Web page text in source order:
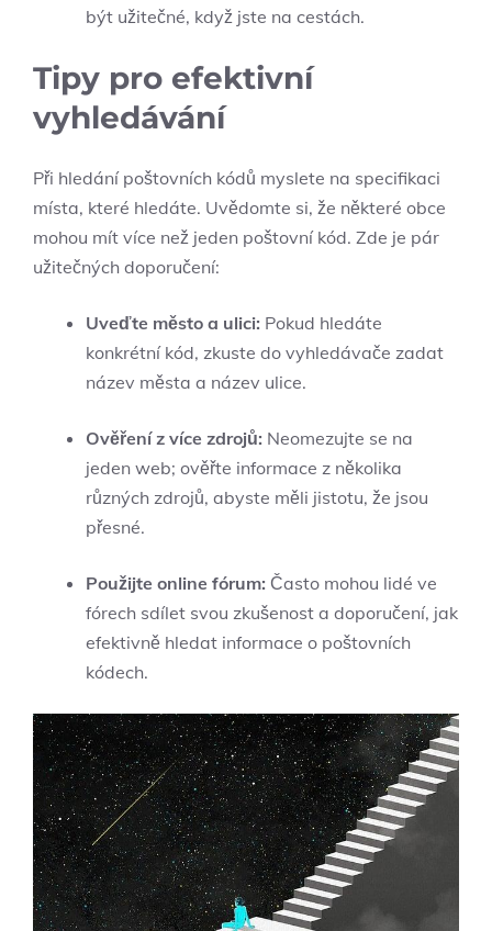
být užitečné, když jste na ​cestách.
Tipy‌ pro efektivní
vyhledávání
Při hledání poštovních kódů myslete na​ specifikaci
místa, které hledáte.⁣ Uvědomte si, že některé obce
mohou mít⁢ více než jeden poštovní kód. ​Zde je pár
užitečných doporučení:
Uveďte‌ město a ​ulici: Pokud hledáte
konkrétní‌ kód,⁣ zkuste do⁢ vyhledávače zadat
název města a název ulice.
Ověření z více zdrojů: Neomezujte ⁤se ⁣na
jeden web; ověřte informace z několika
různých zdrojů, abyste ⁢měli ​jistotu, že ‍jsou
přesné.
Použijte online fórum: ​Často mohou lidé ve⁤
fórech sdílet ⁢svou zkušenost a doporučení, jak‍
efektivně hledat ‌informace ​o poštovních
kódech.